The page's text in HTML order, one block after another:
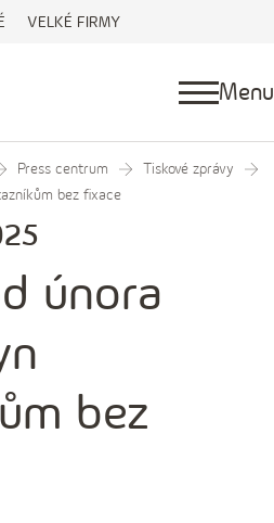
VELKÉ FIRMY
Menu
Press centrum
Tiskové zprávy
bez fixace
února
bez